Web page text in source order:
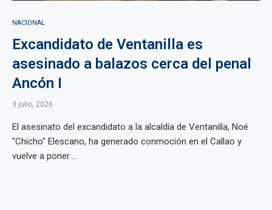
NACIONAL
Excandidato de Ventanilla es
asesinado a balazos cerca del penal
Ancón I
3 julio, 2026
El asesinato del excandidato a la alcaldía de Ventanilla, Noé
"Chicho" Elescano, ha generado conmoción en el Callao y
vuelve a poner ...